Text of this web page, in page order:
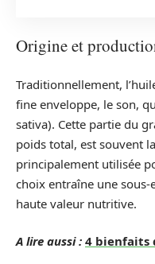
Origine et
Traditionnellement,
fine enveloppe, le son,
sativa). Cette partie du
poids total, est souvent
principalement utilisée
choix entraîne une sous-
haute valeur nutritive.
A lire aussi : 4 bienfaits